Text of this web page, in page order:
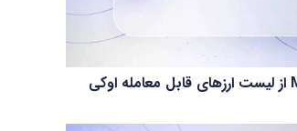
حذف رمز ارز MUBI از لیست ارزهای قابل معامله اوکی